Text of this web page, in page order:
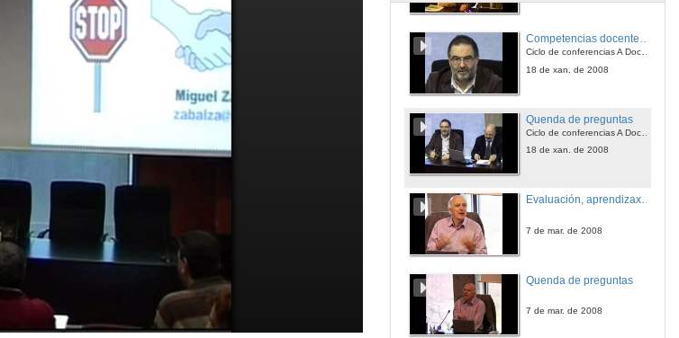
Competencias docentes do profesorado universitario. Calidade e desenvolvemento profesional
Ciclo de conferencias A Docencia Universitaria
18 de xan. de 2008
Quenda de preguntas
Ciclo de conferencias A Docencia Universitaria
18 de xan. de 2008
Evaluación, aprendizaxe activo e confianza.
7 de mar. de 2008
Quenda de preguntas
7 de mar. de 2008